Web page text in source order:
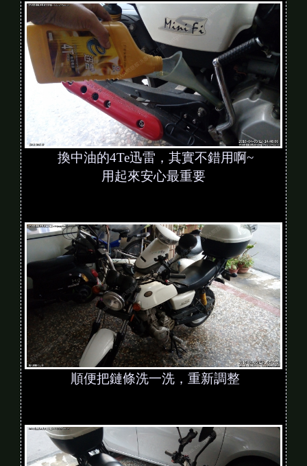
換中油的4Te迅雷，其實不錯用啊~
用起來安心最重要
順便把鏈條洗一洗，重新調整